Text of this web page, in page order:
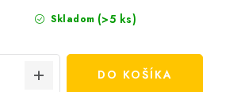
Skladom (>5 ks)
DO KOŠÍKA